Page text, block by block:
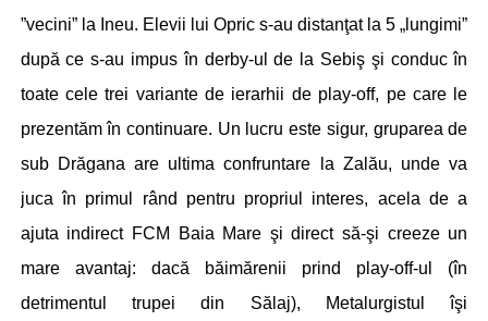
”vecini” la Ineu. Elevii lui Opric s-au distanţat la 5 „lungimi”
după ce s-au impus în derby-ul de la Sebiş şi conduc în
toate cele trei variante de ierarhii de play-off, pe care le
prezentăm în continuare. Un lucru este sigur, gruparea de
sub Drăgana are ultima confruntare la Zalău, unde va
juca în primul rând pentru propriul interes, acela de a
ajuta indirect FCM Baia Mare şi direct să-şi creeze un
mare avantaj: dacă băimărenii prind play-off-ul (în
detrimentul trupei din Sălaj), Metalurgistul îşi